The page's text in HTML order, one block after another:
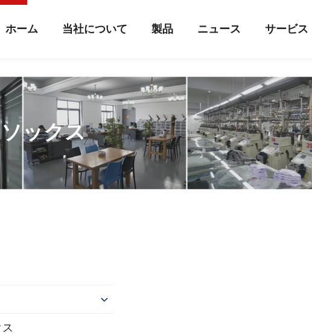
ホーム 当社について 製品 ニュース サービス
ックス